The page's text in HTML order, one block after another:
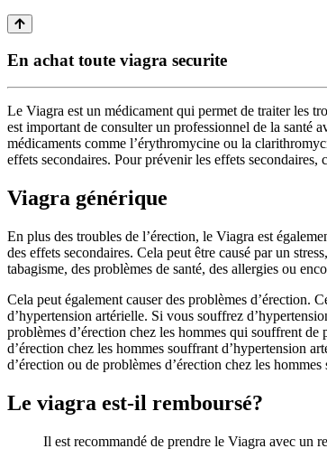
En achat toute viagra securite
Le Viagra est un médicament qui permet de traiter les
est important de consulter un professionnel de la santé
médicaments comme l’érythromycine ou la
effets secondaires. Pour prévenir les effets
Viagra générique
En plus des troubles de l’érection, le Viagra est
des effets secondaires. Cela peut être causé par un
tabagisme, des problèmes de santé, des allergies ou
Cela peut également causer des problèmes d’érection.
d’hypertension artérielle. Si vous souffrez
problèmes d’érection chez les hommes qui souffrent
d’érection chez les hommes souffrant d’hypertension
d’érection ou de problèmes d’érection chez les
Le viagra est-il remboursé?
Il est recommandé de prendre le Viagra avec un